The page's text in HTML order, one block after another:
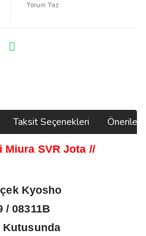
Yorum Yaz
Taksit Seçenekleri
Miura SVR Jota //
Kyosho
/ 08311B
Kutusunda